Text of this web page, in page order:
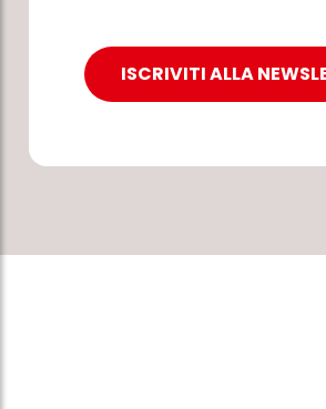
ISCRIVITI ALLA